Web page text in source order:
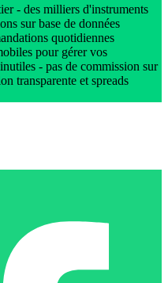
- des milliers d'instruments
sur base de données
quotidiennes
pour gérer vos
- pas de commission sur
transparente et spreads